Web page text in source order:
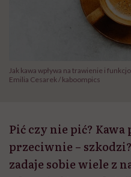
Jak kawa wpływa na trawienie i
Emilia Cesarek / kaboompics
Pić czy nie pić?
przeciwnie –
zadaje sobie wiele z